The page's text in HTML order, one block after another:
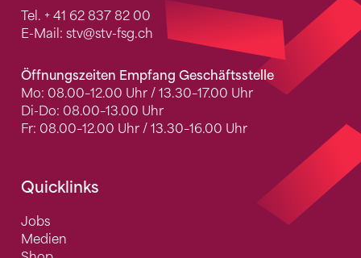
Tel. + 41 62 837 82 00
E-Mail: stv@stv-fsg.ch
Öffnungszeiten Empfang Geschäftsstelle
Mo: 08.00–12.00 Uhr / 13.30–17.00 Uhr
Di-Do: 08.00–13.00 Uhr
Fr: 08.00–12.00 Uhr / 13.30–16.00 Uhr
Quicklinks
Jobs
Medien